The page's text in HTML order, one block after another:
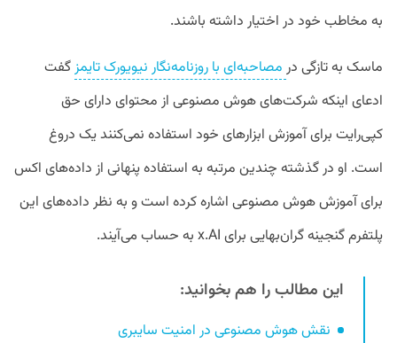
به مخاطب خود در اختیار داشته باشند.
ماسک به تازگی در مصاحبه‌ای با روزنامه‌نگار نیویورک تایمزگفت
ادعای اینکه شرکت‌های هوش مصنوعی از محتوای دارای حق
کپی‌رایت برای آموزش ابزارهای خود استفاده نمی‌کنند یک دروغ
است. او در گذشته چندین مرتبه به استفاده پنهانی از داده‌های اکس
برای آموزش هوش مصنوعی اشاره کرده است و به نظر داده‌های این
پلتفرم گنجینه گران‌بهایی برای x.AI به حساب می‌آیند.
این مطالب را هم بخوانید:
نقش هوش مصنوعی در امنیت سایبری